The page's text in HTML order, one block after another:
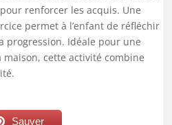
renforcer les acquis. Une
permet à l’enfant de réfléchir
progression. Idéale pour une
cette activité combine
Sauver